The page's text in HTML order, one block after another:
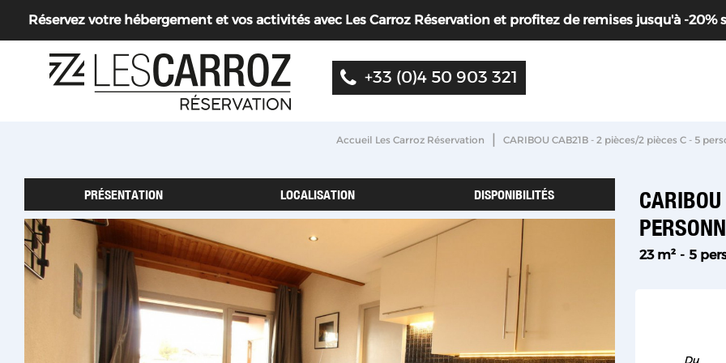
Réservez votre hébergement et vos activités avec Les Carroz Réservation et profitez de remises jusqu'à -20%
+33 (0)4 50 903 321
Accueil Les Carroz Réservation | CARIBOU CAB21B - 2 pièces/2 pièces C - 5
PRÉSENTATION LOCALISATION DISPONIBILITÉS
23 m² 5
Du